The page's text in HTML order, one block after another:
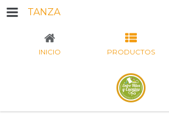
TANZA
INICIO PRODUCTOS